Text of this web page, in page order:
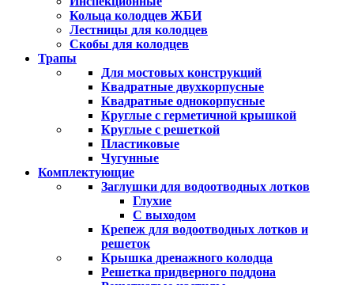
Кольца колодцев ЖБИ
Лестницы для колодцев
Скобы для колодцев
Трапы
Для мостовых конструкций
Квадратные двухкорпусные
Квадратные однокорпусные
Круглые с герметичной крышкой
Круглые с решеткой
Пластиковые
Чугунные
Комплектующие
Заглушки для водоотводных лотков
Глухие
С выходом
Крепеж для водоотводных лотков и
решеток
Крышка дренажного колодца
Решетка придверного поддона